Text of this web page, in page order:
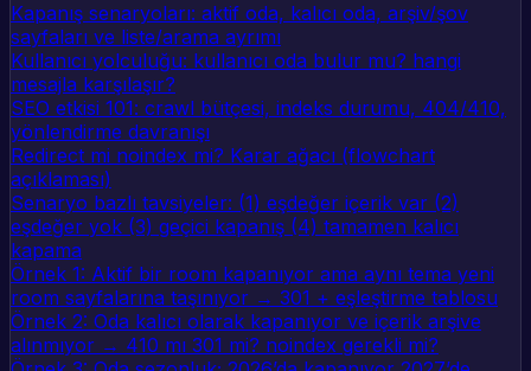
Kapanış senaryoları: aktif oda, kalıcı oda, arşiv/şov
sayfaları ve liste/arama ayrımı
Kullanıcı yolculuğu: kullanıcı oda bulur mu? hangi
mesajla karşılaşır?
SEO etkisi 101: crawl bütçesi, indeks durumu, 404/410,
yönlendirme davranışı
Redirect mi noindex mi? Karar ağacı (flowchart
açıklaması)
Senaryo bazlı tavsiyeler: (1) eşdeğer içerik var (2)
eşdeğer yok (3) geçici kapanış (4) tamamen kalıcı
kapama
Örnek 1: Aktif bir room kapanıyor ama aynı tema yeni
room sayfalarına taşınıyor → 301 + eşleştirme tablosu
Örnek 2: Oda kalıcı olarak kapanıyor ve içerik arşive
alınmıyor → 410 mı 301 mi? noindex gerekli mi?